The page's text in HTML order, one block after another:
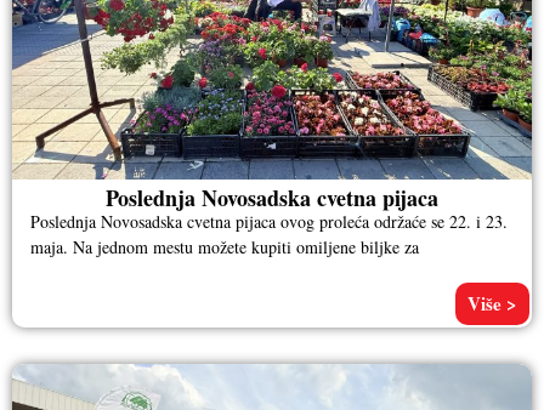
Poslednja Novosadska cvetna pijaca
Poslednja Novosadska cvetna pijaca ovog proleća održaće se 22. i 23.
maja. Na jednom mestu možete kupiti omiljene biljke za
Više >